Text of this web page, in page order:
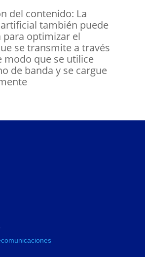
del contenido: La
también puede
para optimizar el
se transmite a través
modo que se utilice
de banda y se cargue